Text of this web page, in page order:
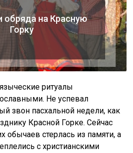
обряда на Красную
Горку
ритуалы
Не успевал
звон пасхальной недели, как
Красной Горке. Сейчас
обычаев стерлась из памяти, а
с христианскими